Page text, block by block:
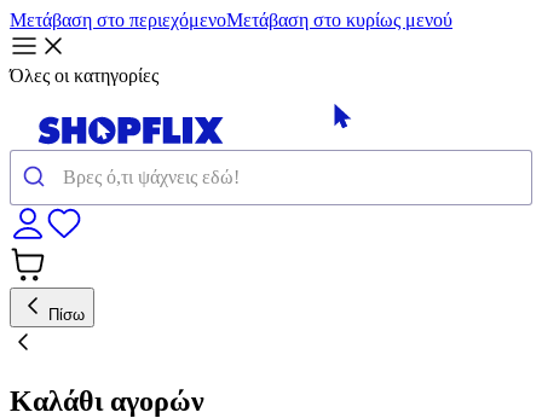
Μετάβαση στο περιεχόμενοΜετάβαση στο κυρίως μενού
Όλες οι κατηγορίες
Πίσω
Καλάθι αγορών